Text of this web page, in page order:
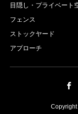
目隠し・プライベート
フェンス
ストックヤード
アプローチ